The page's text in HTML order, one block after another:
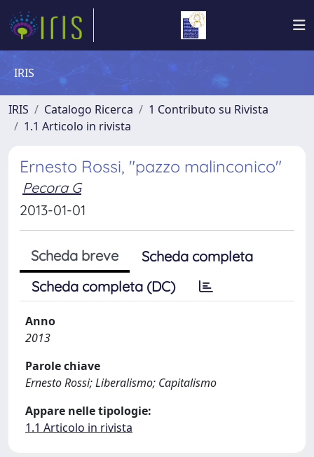
IRIS
IRIS Catalogo Ricerca
1 Contributo su Rivista
1.1 Articolo in rivista
Ernesto Rossi, "pazzo malinconico"
Pecora G
2013-01-01
Scheda breve
Scheda completa
Scheda completa (DC)
Anno
2013
Parole chiave
Ernesto Rossi; Liberalismo; Capitalismo
Appare nelle tipologie:
1.1 Articolo in rivista